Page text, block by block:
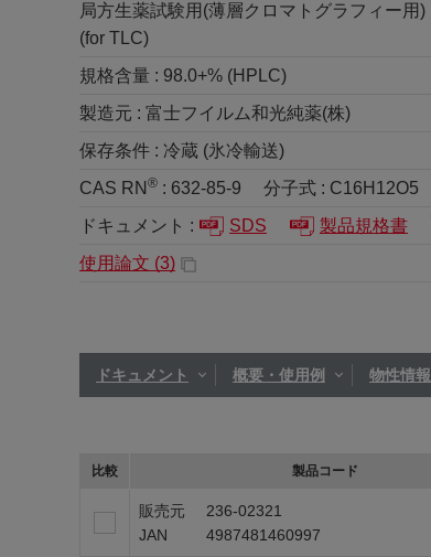
局方生薬試験用(薄層クロマトグラフィー用)
(for TLC)
規格含量 : 98.0+% (HPLC)
製造元 : 富士フイルム和光純薬(株)
保存条件 : 冷蔵 (氷冷輸送)
CAS RN ® : 632-85-9 分子式 : C16H12O5
ドキュメント :
SDS 製品規格書
使用論文 (3)
ドキュメント 概要・使用例 物性情報
比較 製品コード
販売元
236-02321
JAN
4987481460997